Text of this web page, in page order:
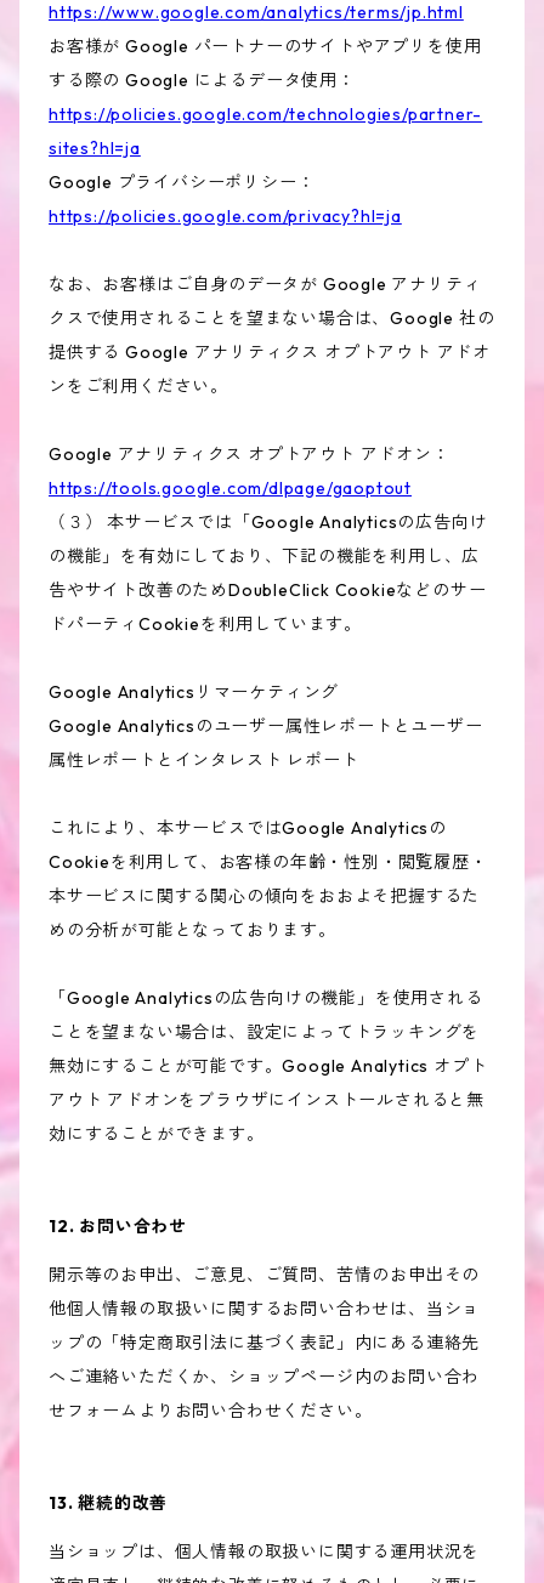
https://www.google.com/analytics/terms/jp.html
お客様が Google パートナーのサイトやアプリを使用
する際の Google によるデータ使用：
https://policies.google.com/technologies/partner-
sites?hl=ja
Google プライバシーポリシー：
https://policies.google.com/privacy?hl=ja
なお、お客様はご自身のデータが Google アナリティ
クスで使用されることを望まない場合は、Google 社の
提供する Google アナリティクス オプトアウト アドオ
ンをご利用ください。
Google アナリティクス オプトアウト アドオン：
https://tools.google.com/dlpage/gaoptout
（３） 本サービスでは「Google Analyticsの広告向け
の機能」を有効にしており、下記の機能を利用し、広
告やサイト改善のためDoubleClick Cookieなどのサー
ドパーティCookieを利用しています。
Google Analyticsリマーケティング
Google Analyticsのユーザー属性レポートとユーザー
属性レポートとインタレスト レポート
これにより、本サービスではGoogle Analyticsの
Cookieを利用して、お客様の年齢・性別・閲覧履歴・
本サービスに関する関心の傾向をおおよそ把握するた
めの分析が可能となっております。
「Google Analyticsの広告向けの機能」を使用される
ことを望まない場合は、設定によってトラッキングを
無効にすることが可能です。Google Analytics オプト
アウト アドオンをブラウザにインストールされると無
効にすることができます。
12. お問い合わせ
開示等のお申出、ご意見、ご質問、苦情のお申出その
他個人情報の取扱いに関するお問い合わせは、当ショ
ップの「特定商取引法に基づく表記」内にある連絡先
へご連絡いただくか、ショップページ内のお問い合わ
せフォームよりお問い合わせください。
13. 継続的改善
当ショップは、個人情報の取扱いに関する運用状況を